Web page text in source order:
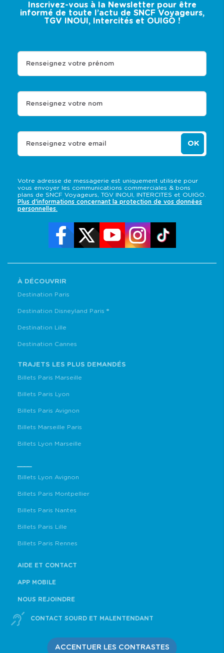
Inscrivez-vous à la Newsletter pour être
informé de toute l’actu de SNCF Voyageurs,
TGV INOUI, Intercités et OUIGO !
Votre adresse de messagerie est uniquement utilisée pour
vous envoyer les communications commerciales & bons
plans de SNCF Voyageurs, TGV INOUI, INTERCITES et OUIGO.
Plus d'informations concernant la protection de vos données
personnelles.
Renseignez votre prénom
Renseignez votre nom
Renseignez votre email OK
À DÉCOUVRIR
Destination Paris
Destination Disneyland Paris ®
Destination Lille
Destination Cannes
TRAJETS LES PLUS DEMANDÉS
Billets Paris Marseille
Billets Paris Lyon
Billets Paris Avignon
Billets Marseille Paris
Billets Lyon Marseille
Billets Lyon Avignon
Billets Paris Montpellier
Billets Paris Nantes
Billets Paris Lille
Billets Paris Rennes
AIDE ET CONTACT
APP MOBILE
NOUS REJOINDRE
CONTACT SOURD ET MALENTENDANT
ACCENTUER LES CONTRASTES